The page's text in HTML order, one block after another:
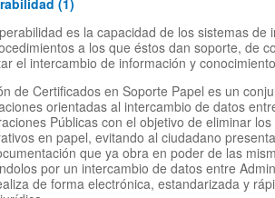
(1)
es la capacidad de los sistemas de
a los que éstos dan soporte, de
el intercambio de información y
de Certificados en Soporte Papel es un
orientadas al intercambio de datos
Públicas con el objetivo de eliminar
en papel, evitando al ciudadano
que ya obra en poder de las
por un intercambio de datos entre
de forma electrónica, estandarizada y